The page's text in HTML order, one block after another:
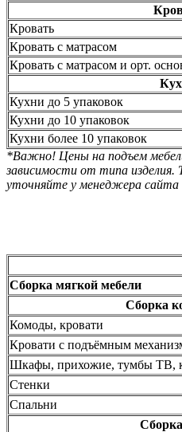
Кровать
Кровать с матрасом
Кровать с матрасом и орт.
Кухни до 5 упаковок
Кухни до 10 упаковок
Кухни более 10 упаковок
*Важно! Цены на подъем
зависимости от типа
уточняйте у менеджера сайта
Сборка мягкой мебели
Сборка
Комоды, кровати
Кровати с подъёмным
Шкафы, прихожие, тумбы ТВ,
Стенки
Спальни